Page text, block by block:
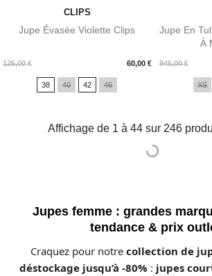
CLIPS
Jupe Évasée Violette Clips
125,00 € 60,00 €
Prix
38 40 42 46
Jupe En
À
945,00 €
Prix
XS
Affichage de 1 à 44 sur 246
Jupes femme : grandes
tendance & prix
Craquez pour notre collection de
déstockage jusqu’à -80% : jupes